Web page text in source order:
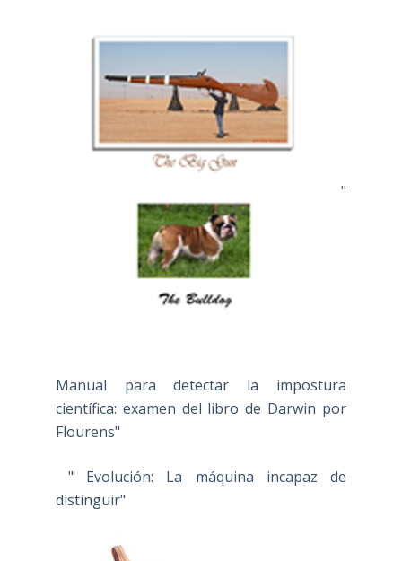
"
Manual para detectar la impostura
científica: examen del libro de Darwin por
Flourens"
" Evolución: La máquina incapaz de
distinguir"